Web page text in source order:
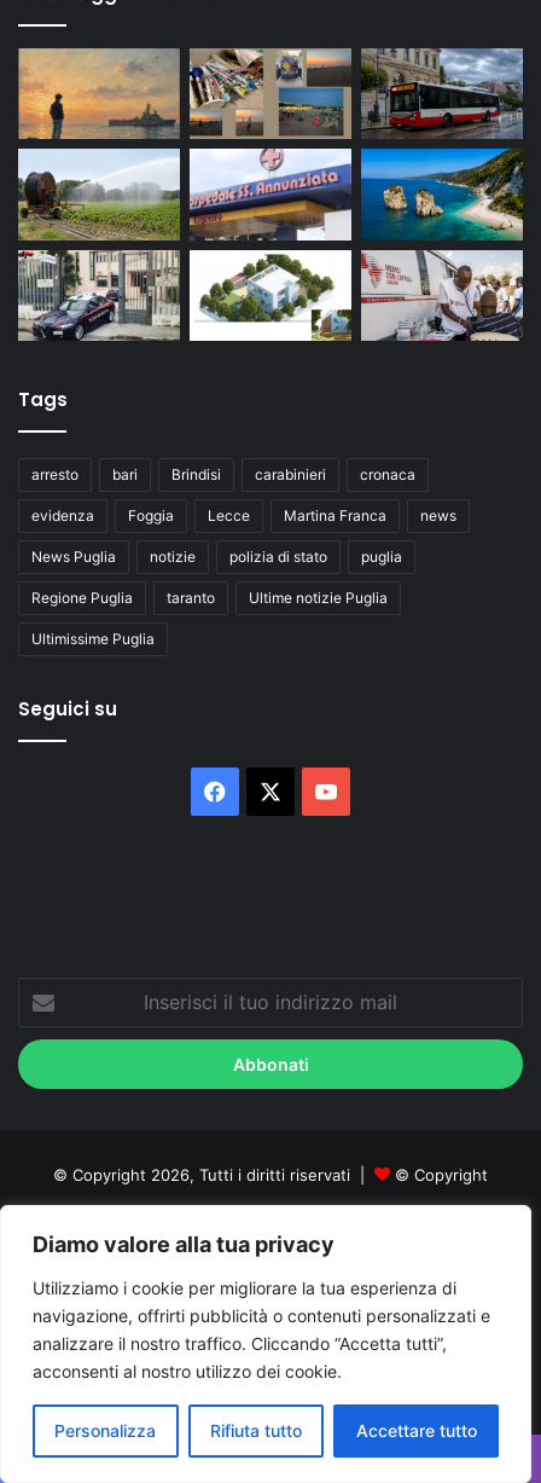
Diamo valore alla tua privacy
Utilizziamo i cookie per migliorare la tua esperienza di
navigazione, offrirti pubblicità o contenuti personalizzati e
analizzare il nostro traffico. Cliccando “Accetta tutti”,
acconsenti al nostro utilizzo dei cookie.
Personalizza Rifiuta tutto Accettare tutto
Tags
arresto bari Brindisi carabinieri cronaca
evidenza Foggia Lecce Martina Franca news
News Puglia notizie polizia di stato puglia
Regione Puglia taranto Ultime notizie Puglia
Ultimissime Puglia
Seguici su
Facebook You
tuo
indirizzo
mail
© Copyright 2026, Tutti i diritti riservati |
© Copyright
riuniti registrato presso il tribunale di Taranto al n. 569/2000 del
24/10/2000. Direttore responsabile Antonio Rubino
Cerco/Vendo
Offerte di lavoro Puglia Archivio
Contatti
Cookies Policy
Privacy Policy Info pubblicità elettorale
Facebook
X You